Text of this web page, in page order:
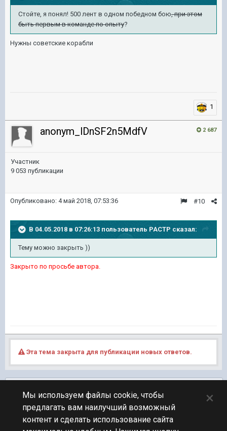
Стойте, я понял! 500 лент в одном победном бою, при этом
быть первым в команде по опыту?
Нужны советские корабли
1
2 687
anonym_lDnSF2n5MdfV
Участник
9 053 публикации
#10
Опубликовано: 4 май 2018, 07:53:36
В 04.05.2018 в 07:26:13 пользователь PACTP сказал:
Тему можно закрыть ))
Закрыто по просьбе автора.
Эта тема закрыта для публикации новых ответов.
ПЕРЕЙТИ К СПИСКУ ТЕМ
Фидбек
Мы используем файлы cookie, чтобы
предлагать вам наилучший возможный
контент и сделать использование сайта
×